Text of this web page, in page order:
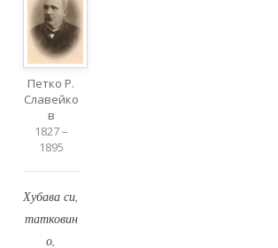
Петко Р.
Славейко
в
1827 –
1895
Хубава си,
татковин
о,